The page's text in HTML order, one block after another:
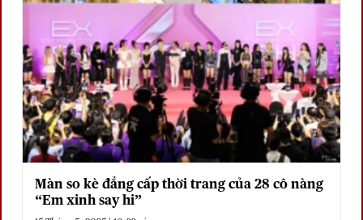
Màn so kè đẳng cấp thời trang của 28 cô nàng
“Em xinh say hi”